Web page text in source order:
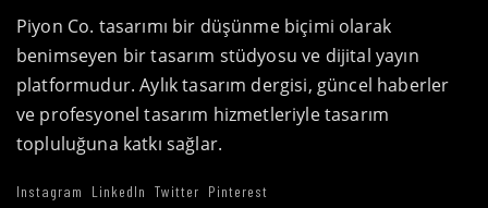
Piyon Co. tasarımı bir düşünme biçimi olarak
benimseyen bir tasarım stüdyosu ve dijital yayın
platformudur. Aylık tasarım dergisi, güncel haberler
ve profesyonel tasarım hizmetleriyle tasarım
topluluğuna katkı sağlar.
Instagram LinkedIn Twitter Pinterest